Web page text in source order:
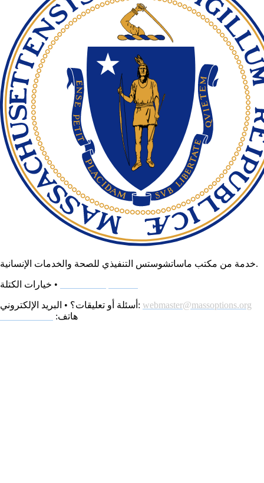
خدمة من مكتب ماساتشوستس التنفيذي للصحة والخدمات الإنسانية.
خيارات الكتلة •
أسئلة أو تعليقات؟ • البريد الإلكتروني: webmaster@massoptions.org
هاتف: